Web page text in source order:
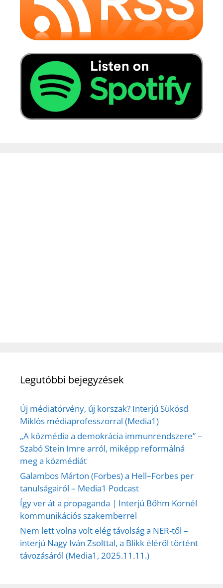
Legutóbbi bejegyzések
Új médiatörvény, új korszak? Interjú Sükösd
Miklós médiaprofesszorral (Media1)
„A közmédia a demokrácia immunrendszere” –
Szabó Stein Imre arról, miképp reformálná
meg a közmédiát
Galambos Márton (Forbes) a Hell–Forbes per
tanulságairól – Media1 Podcast
Így ver át a propaganda | Interjú Bőhm Kornél
kommunikációs szakemberrel
Nem lett volna volt elég távolság a NER-től –
interjú Nagy Iván Zsolttal, a Blikk éléről történt
távozásáról (Media1, 2025.11.11.)